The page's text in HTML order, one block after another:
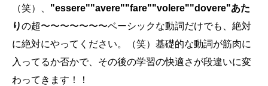
（笑）、 "essere""avere""fare""volere""dovere"あた
りの超〜〜〜〜〜〜〜ベーシックな動詞だけでも、絶対
に絶対にやってください。（笑）基礎的な動詞が筋肉に
入ってるか否かで、その後の学習の快適さが段違いに変
わってきます！！